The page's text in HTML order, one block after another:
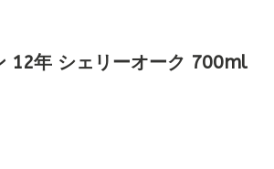
12年 シェリーオーク 700ml